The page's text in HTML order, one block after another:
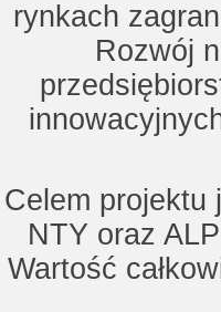
rynkach
Rozwój
Celem projektu
NTY oraz
Wartość